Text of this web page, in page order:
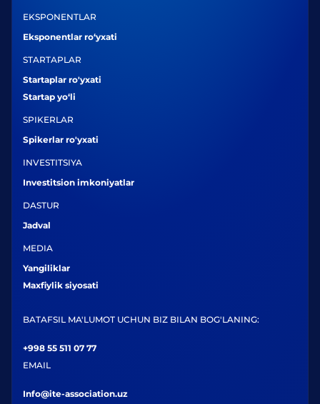
EKSPONENTLAR
Eksponentlar ro‘yxati
STARTAPLAR
Startaplar ro'yxati
Startap yo‘li
SPIKERLAR
Spikerlar ro'yxati
INVESTITSIYA
Investitsion imkoniyatlar
DASTUR
Jadval
MEDIA
Yangiliklar
Maxfiylik siyosati
BATAFSIL MA'LUMOT UCHUN BIZ BILAN BOG'LANING:
+998 55 511 07 77
EMAIL
Info@ite-association.uz